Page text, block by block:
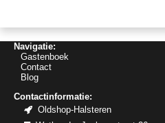
Navigatie:
Gastenboek
Contact
Blog
Contactinformatie:
Oldshop-Halsteren